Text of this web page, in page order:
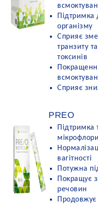
Підтримка
організму
Сприяє
транзиту
токсинів
Сприяє
PREO
Підтримка
вагітності
Потужна
Покращує
речовин
Продовжує